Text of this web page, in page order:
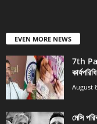
EVEN MORE NEWS
7th
August
মেসি